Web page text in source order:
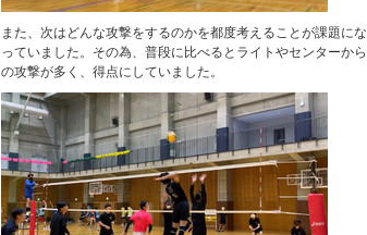
また、次はどんな攻撃をするのかを都度考えることが課題にな
っていました。その為、普段に比べるとライトやセンターから
の攻撃が多く、得点にしていました。